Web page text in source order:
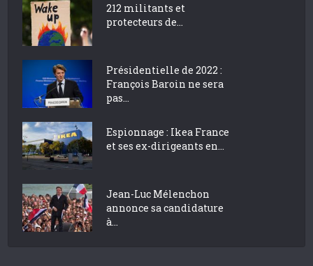
212 militants et
protecteurs de...
Présidentielle de 2022 :
François Baroin ne sera
pas...
Espionnage : Ikea France
et ses ex-dirigeants en...
Jean-Luc Mélenchon
annonce sa candidature
à...